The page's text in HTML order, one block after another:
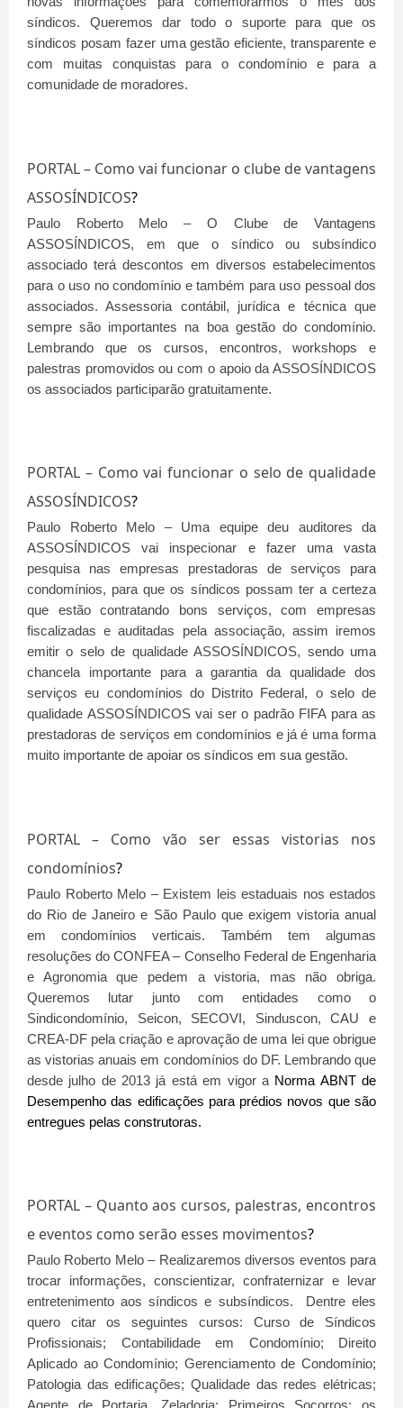
síndicos. Queremos dar todo o suporte para que os
síndicos posam fazer uma gestão eficiente, transparente e
com muitas conquistas para o condomínio e para a
comunidade de moradores.
PORTAL – Como vai funcionar o clube de vantagens
ASSOSÍNDICOS?
Paulo Roberto Melo – O Clube de Vantagens
ASSOSÍNDICOS, em que o síndico ou subsíndico
associado terá descontos em diversos estabelecimentos
para o uso no condomínio e também para uso pessoal dos
associados. Assessoria contábil, jurídica e técnica que
sempre são importantes na boa gestão do condomínio.
Lembrando que os cursos, encontros, workshops e
palestras promovidos ou com o apoio da ASSOSÍNDICOS
os associados participarão gratuitamente.
PORTAL – Como vai funcionar o selo de qualidade
ASSOSÍNDICOS?
Paulo Roberto Melo – Uma equipe deu auditores da
ASSOSÍNDICOS vai inspecionar e fazer uma vasta
pesquisa nas empresas prestadoras de serviços para
condomínios, para que os síndicos possam ter a certeza
que estão contratando bons serviços, com empresas
fiscalizadas e auditadas pela associação, assim iremos
emitir o selo de qualidade ASSOSÍNDICOS, sendo uma
chancela importante para a garantia da qualidade dos
serviços eu condomínios do Distrito Federal, o selo de
qualidade ASSOSÍNDICOS vai ser o padrão FIFA para as
prestadoras de serviços em condomínios e já é uma forma
muito importante de apoiar os síndicos em sua gestão.
PORTAL – Como vão ser essas vistorias nos
condomínios?
Paulo Roberto Melo – Existem leis estaduais nos estados
do Rio de Janeiro e São Paulo que exigem vistoria anual
em condomínios verticais. Também tem algumas
resoluções do CONFEA – Conselho Federal de Engenharia
e Agronomia que pedem a vistoria, mas não obriga.
Queremos lutar junto com entidades como o
Sindicondomínio, Seicon, SECOVI, Sinduscon, CAU e
CREA-DF pela criação e aprovação de uma lei que obrigue
as vistorias anuais em condomínios do DF. Lembrando que
desde julho de 2013 já está em vigor a Norma ABNT de
Desempenho das edificações para prédios novos que são
entregues pelas construtoras.
PORTAL – Quanto aos cursos, palestras, encontros
e eventos como serão esses movimentos?
Paulo Roberto Melo – Realizaremos diversos eventos para
trocar informações, conscientizar, confraternizar e levar
entretenimento aos síndicos e subsíndicos. Dentre eles
quero citar os seguintes cursos: Curso de Síndicos
Profissionais; Contabilidade em Condomínio; Direito
Aplicado ao Condomínio; Gerenciamento de Condomínio;
Patologia das edificações; Qualidade das redes elétricas;
Agente de Portaria, Zeladoria; Primeiros Socorros; os